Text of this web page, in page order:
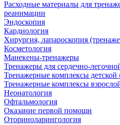
Расходные материалы для
реанимации
Эндоскопия
Кардиология
Хирургия, лапароскопия
Косметология
Манекены-тренажеры
Тренажеры для сердечно-
Тренажерные комплексы детской
Тренажерные комплексы
Неонатология
Офтальмология
Оказание первой помощи
Оториноларингология